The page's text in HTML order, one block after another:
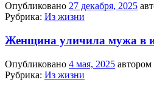
Опубликовано 27 декабря, 2025
Рубрика: Из жизни
Женщина уличила мужа в
Опубликовано 4 мая, 2025 автором
Рубрика: Из жизни